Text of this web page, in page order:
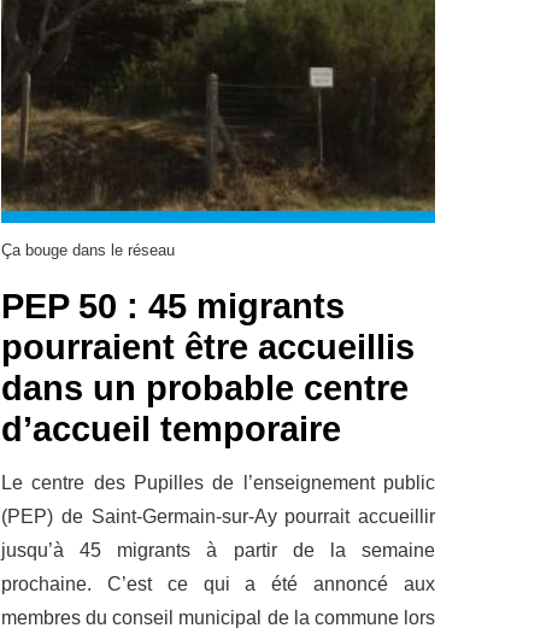
Ça bouge dans le réseau
PEP 50 : 45 migrants
pourraient être accueillis
dans un probable centre
d’accueil temporaire
Le centre des Pupilles de l’enseignement public
(PEP) de Saint-Germain-sur-Ay pourrait accueillir
jusqu’à 45 migrants à partir de la semaine
prochaine. C’est ce qui a été annoncé aux
membres du conseil municipal de la commune lors